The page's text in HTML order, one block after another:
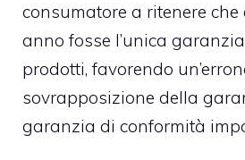
consumatore a ritenere
anno fosse l’unica
prodotti, favorendo
sovrapposizione della
garanzia di conformità